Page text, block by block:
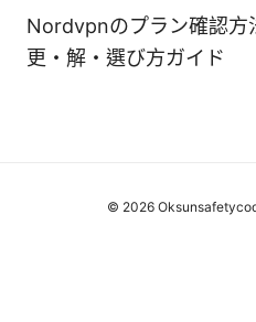
Nordvpnのプラン確認方
更・解・選び方ガイド
© 2026